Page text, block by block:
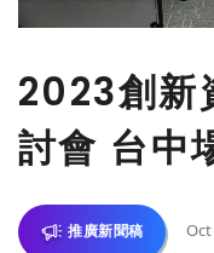
2023創新
討會 台中
推廣新聞稿 Oct